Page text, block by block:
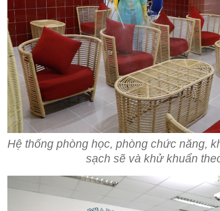
Hệ thống phòng học, phòng chức năng,
sạch sẽ và khử khuẩn